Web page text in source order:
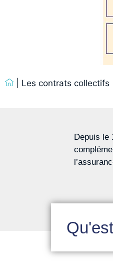
Les contrats collectifs
Depuis le